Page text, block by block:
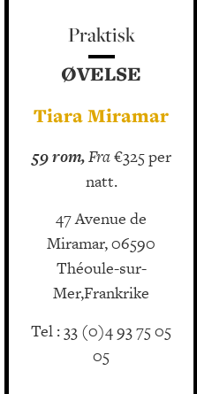
Praktisk
ØVELSE
Tiara Miramar
59 rom,Fra€325 per
natt.
47 Avenue de
Miramar, 06590
Théoule-sur-
Mer,Frankrike
Tel : 33 (0)4 93 75 05
05